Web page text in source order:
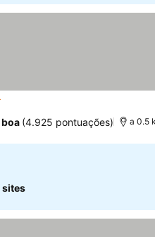
(4.925 pontuações) a 0.5
sites